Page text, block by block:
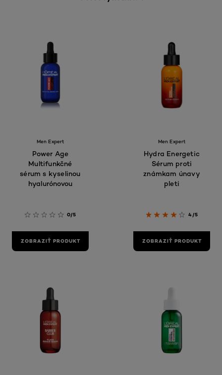
Men Expert
Power Age
Multifunkčné
sérum s kyselinou
hyalurónovou
0/5
ZOBRAZIŤ PRODUKT
Men Expert
Hydra Energetic
Sérum proti
známkam únavy
pleti
4/5
ZOBRAZIŤ PRODUKT